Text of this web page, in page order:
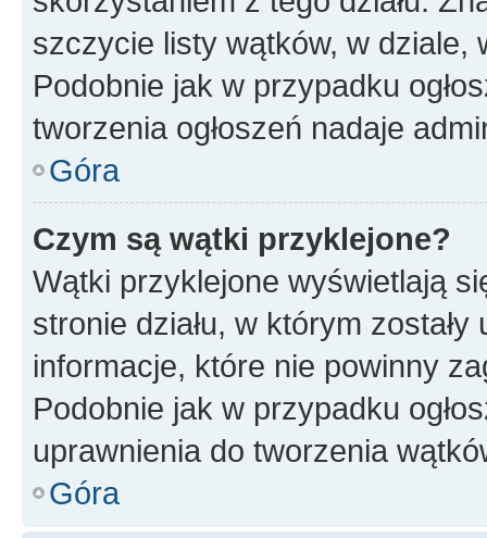
szczycie listy wątków, w dziale,
Podobnie jak w przypadku
tworzenia ogłoszeń nadaje
Góra
Czym są wątki przyklejone?
Wątki przyklejone wyświetlają
stronie działu, w którym
informacje, które nie powinny
Podobnie jak w przypadku
uprawnienia do tworzenia
Góra